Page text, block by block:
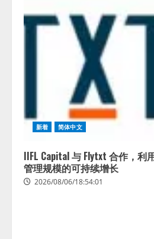
新着 简体中文
IIFL Capital 与 Flytxt 合作，利
管理规模的可持续增长
2026/08/06/18:54:01
2
藤原竜也が
抜く！
レビCM公開
動画公開 「
たら、すぐ
ある」「昨
アシストAI